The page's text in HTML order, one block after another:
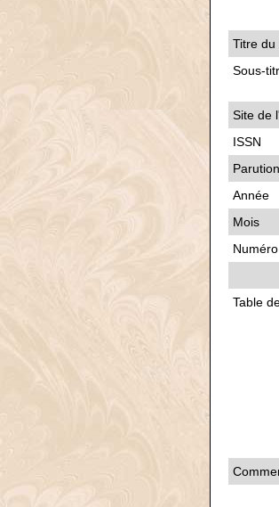
Titre du
Sous-
Site de
ISSN
Parution
Année
Mois
Numéro
Table